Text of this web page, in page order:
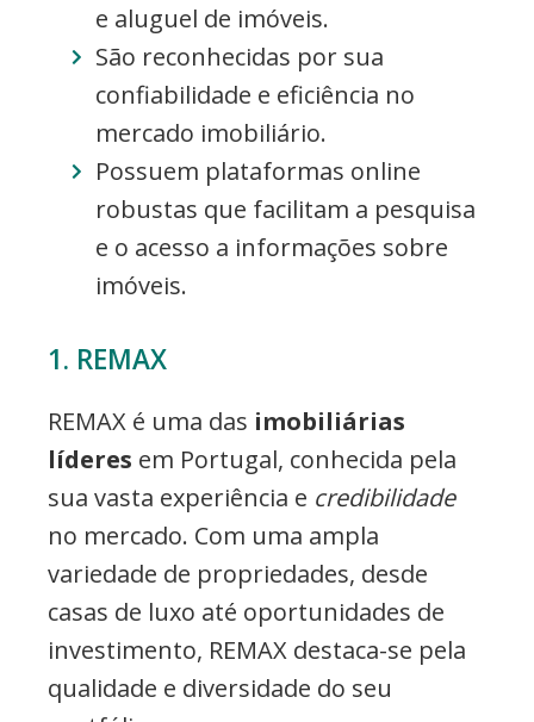
e aluguel de imóveis.
São reconhecidas por sua
confiabilidade e eficiência no
mercado imobiliário.
Possuem plataformas online
robustas que facilitam a pesquisa
e o acesso a informações sobre
imóveis.
1. REMAX
REMAX é uma das imobiliárias
líderes em Portugal, conhecida pela
sua vasta experiência e credibilidade
no mercado. Com uma ampla
variedade de propriedades, desde
casas de luxo até oportunidades de
investimento, REMAX destaca-se pela
qualidade e diversidade do seu